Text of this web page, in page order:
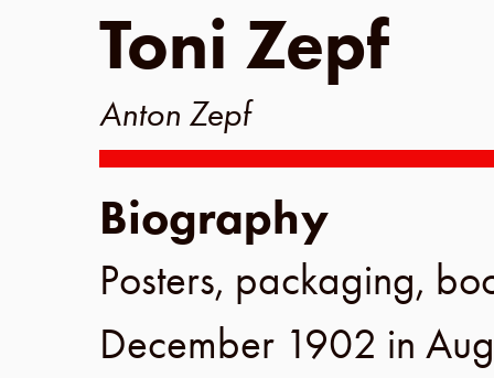
Toni Zepf
Anton Zepf
Biography
Posters, packaging,
December 1902 in